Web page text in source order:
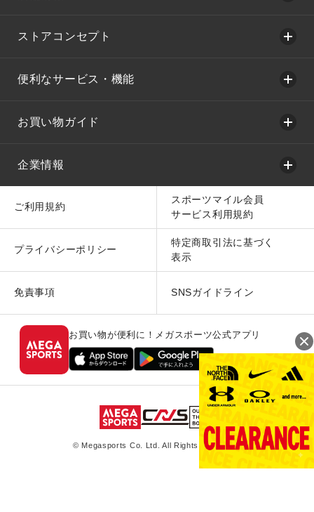
ストアコンセプト
便利なサービス・機能
お買い物ガイド
企業情報
ご利用規約
スポーツマイル会員
サービス利用規約
プライバシーポリシー
特定商取引法に基づく
表示
免責事項 SNSガイドライン
お買い物が便利に！メガスポーツ公式アプリ
© Megasports Co. Ltd. All Rights Reserved.